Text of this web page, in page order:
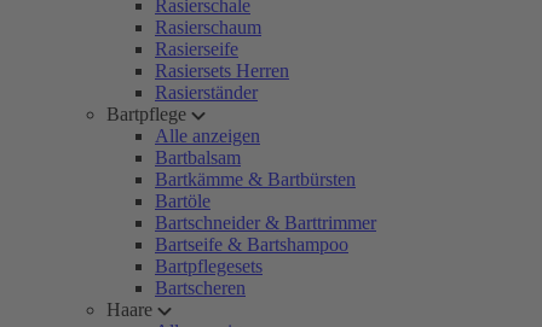
Rasierschale
Rasierschaum
Rasierseife
Rasiersets Herren
Rasierständer
Bartpflege
Alle anzeigen
Bartbalsam
Bartkämme & Bartbürsten
Bartöle
Bartschneider & Barttrimmer
Bartseife & Bartshampoo
Bartpflegesets
Bartscheren
Haare